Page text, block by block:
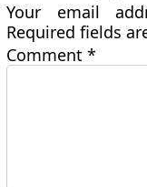
Your email
Required fields
Comment*